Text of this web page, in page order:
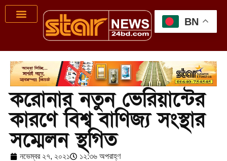
করোনার নতুন ভেরিয়ান্টের
কারণে বিশ্ব বাণিজ্য সংস্থার
সম্মেলন স্থগিত
নভেম্বর ২৭, ২০২১ ১২:৩৬ অপরাহ্ণ
BN